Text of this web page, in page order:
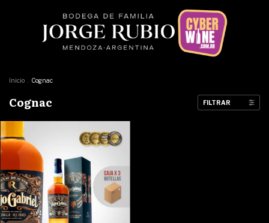
Inicio Cognac
Cognac FILTRAR